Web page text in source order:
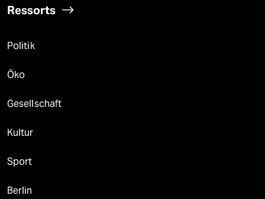
Ressorts
Politik
Öko
Gesellschaft
Kultur
Sport
Berlin